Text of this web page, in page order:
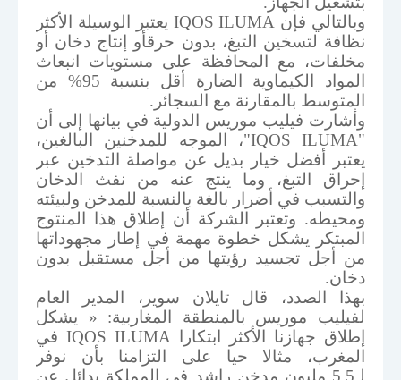
وبالتالي فإن IQOS ILUMA يعتبر الوسيلة الأكثر
نظافة لتسخين التبغ، بدون حرقأو إنتاج دخان أو
مخلفات، مع المحافظة على مستويات انبعاث
المواد الكيماوية الضارة أقل بنسبة 95% من
المتوسط بالمقارنة مع السجائر.
وأشارت فيليب موريس الدولية في بيانها إلى أن
"
IQOS ILUMA"، الموجه للمدخنين البالغين،
يعتبر أفضل خيار بديل عن مواصلة التدخين عبر
إحراق التبغ، وما ينتج عنه من نفث الدخان
والتسبب في أضرار بالغة بالنسبة للمدخن ولبيئته
ومحيطه. وتعتبر الشركة أن إطلاق هذا المنتوج
المبتكر يشكل خطوة مهمة في إطار مجهوداتها
من أجل تجسيد رؤيتها من أجل مستقبل بدون
دخان.
بهذا الصدد، قال تايلان سوير، المدير العام
لفيليب موريس بالمنطقة المغاربية: « يشكل
إطلاق جهازنا الأكثر ابتكارا IQOS ILUMA في
المغرب، مثالا حيا على التزامنا بأن نوفر
لـ5.5 مليون مدخن راشد في المملكة بدائل عن